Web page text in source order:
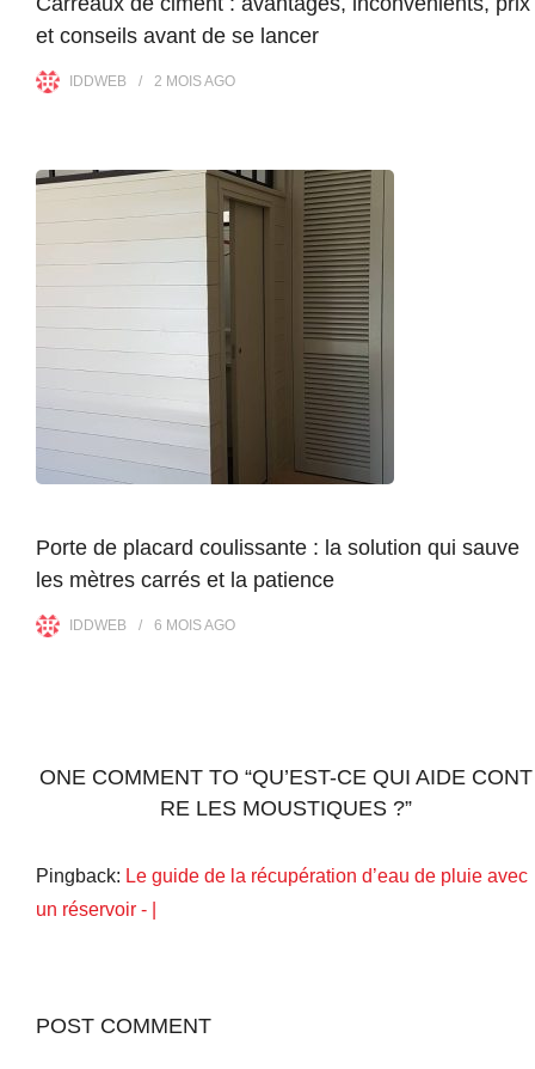
et conseils avant de se lancer
IDDWEB 2 MOISAGO
Porte de placard coulissante : la solution qui sauve
les mètres carrés et la patience
IDDWEB 6 MOISAGO
ONE COMMENT TO “QU’EST-CE QUI AIDE CONT
RE LES MOUSTIQUES ?”
Pingback: Le guide de la récupération d’eau de pluie avec
un réservoir - |
POST COMMENT